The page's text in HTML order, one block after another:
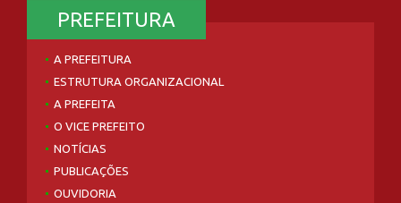
PREFEITURA
A PREFEITURA
ESTRUTURA ORGANIZACIONAL
A PREFEITA
O VICE PREFEITO
NOTÍCIAS
PUBLICAÇÕES
OUVIDORIA